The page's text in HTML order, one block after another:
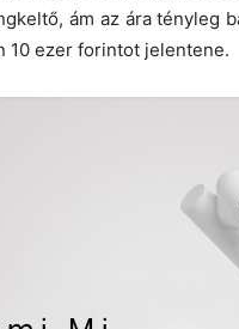
ám az ára tényleg
10 ezer forintot jelentene.